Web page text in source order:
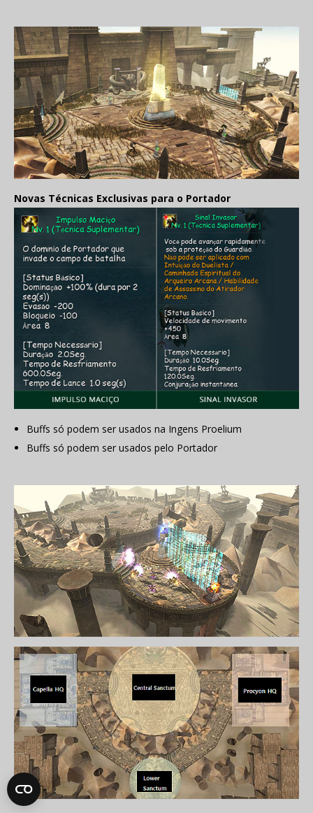
Novas Técnicas Exclusivas para o Portador
Buffs só podem ser usados na Ingens Proelium
Buffs só podem ser usados pelo Portador